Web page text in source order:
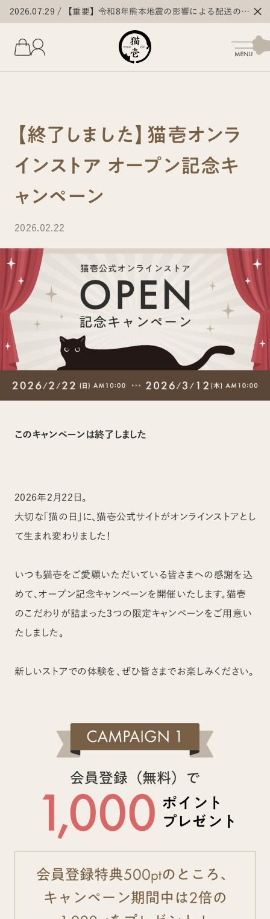
2026.07.29
【重要】令和8年熊本地震の影響による配送の遅
延・停止について
【終了しました】猫壱オンラ
インストア オープン記念キ
ャンペーン
2026.02.22
このキャンペーンは終了しました
2026年2月22日。
大切な「猫の日」に、猫壱公式サイトがオンラインストアとし
て生まれ変わりました！
いつも猫壱をご愛顧いただいている皆さまへの感謝を込
めて、オープン記念キャンペーンを開催いたします。猫壱
のこだわりが詰まった3つの限定キャンペーンをご用意い
たしました。
新しいストアでの体験を、ぜひ皆さまでお楽しみください。